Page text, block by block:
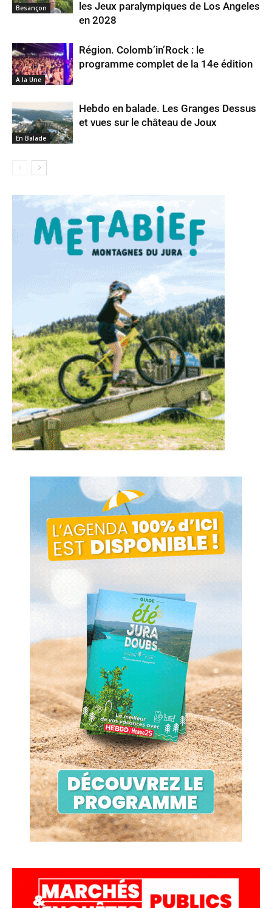
Besançon
les Jeux paralympiques de Los Angeles
en 2028
A la Une
Région. Colomb’in’Rock : le
programme complet de la 14e édition
En Balade
Hebdo en balade. Les Granges Dessus
et vues sur le château de Joux